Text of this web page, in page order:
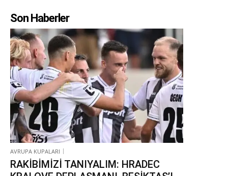
Son Haberler
AVRUPA KUPALARI
RAKİBİMİZİ TANIYALIM: HRADEC